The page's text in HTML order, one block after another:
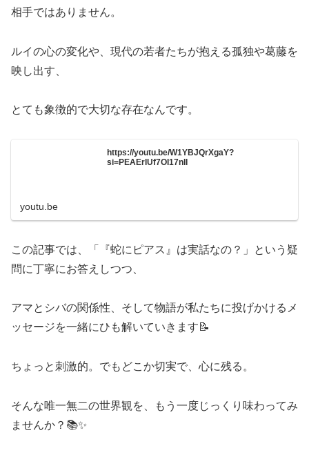
相手ではありません。
ルイの心の変化や、現代の若者たちが抱える孤独や葛藤を
映し出す、
とても象徴的で大切な存在なんです。
https://youtu.be/W1YBJQrXgaY?
si=PEAErIUf7OI17nII
youtu.be
この記事では、「『蛇にピアス』は実話なの？」という疑
問に丁寧にお答えしつつ、
アマとシバの関係性、そして物語が私たちに投げかけるメ
ッセージを一緒にひも解いていきます📝
ちょっと刺激的。でもどこか切実で、心に残る。
そんな唯一無二の世界観を、もう一度じっくり味わってみ
ませんか？📚✨